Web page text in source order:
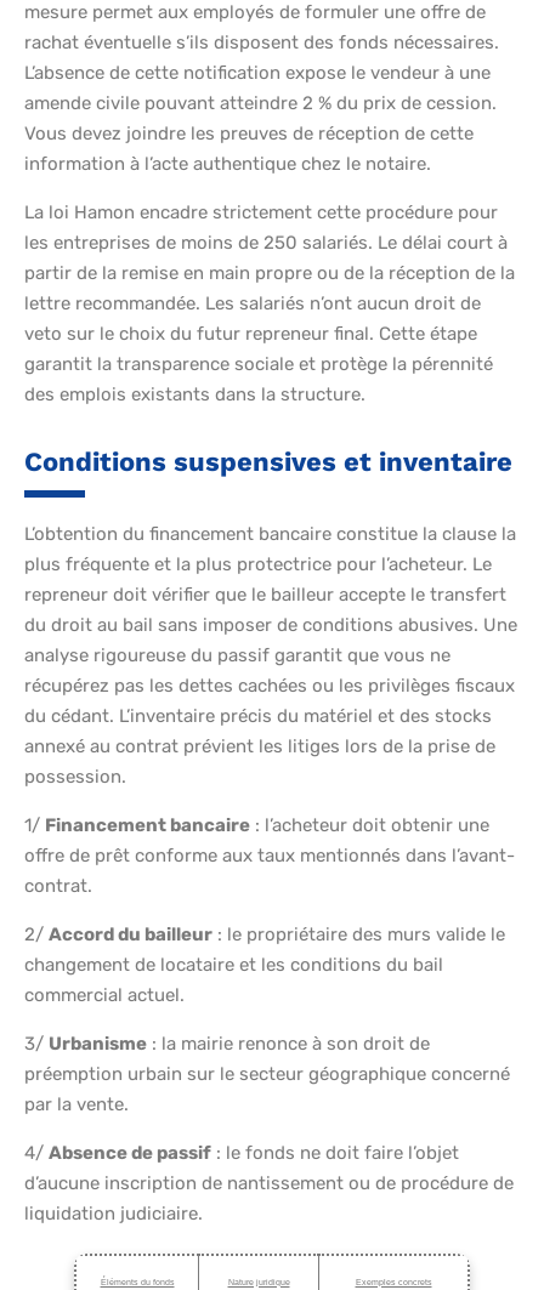
mesure permet aux employés de formuler une offre de
rachat éventuelle s’ils disposent des fonds nécessaires.
L’absence de cette notification expose le vendeur à une
amende civile pouvant atteindre 2 % du prix de cession.
Vous devez joindre les preuves de réception de cette
information à l’acte authentique chez le notaire.
La loi Hamon encadre strictement cette procédure pour
les entreprises de moins de 250 salariés. Le délai court à
partir de la remise en main propre ou de la réception de la
lettre recommandée. Les salariés n’ont aucun droit de
veto sur le choix du futur repreneur final. Cette étape
garantit la transparence sociale et protège la pérennité
des emplois existants dans la structure.
Conditions suspensives et inventaire
L’obtention du financement bancaire constitue la clause la
plus fréquente et la plus protectrice pour l’acheteur. Le
repreneur doit vérifier que le bailleur accepte le transfert
du droit au bail sans imposer de conditions abusives. Une
analyse rigoureuse du passif garantit que vous ne
récupérez pas les dettes cachées ou les privilèges fiscaux
du cédant. L’inventaire précis du matériel et des stocks
annexé au contrat prévient les litiges lors de la prise de
possession.
1/ Financement bancaire : l’acheteur doit obtenir une
offre de prêt conforme aux taux mentionnés dans l’avant-
contrat.
2/ Accord du bailleur : le propriétaire des murs valide le
changement de locataire et les conditions du bail
commercial actuel.
3/ Urbanisme : la mairie renonce à son droit de
préemption urbain sur le secteur géographique concerné
par la vente.
4/ Absence de passif : le fonds ne doit faire l’objet
d’aucune inscription de nantissement ou de procédure de
liquidation judiciaire.
Éléments du fonds Nature juridique Exemples concrets